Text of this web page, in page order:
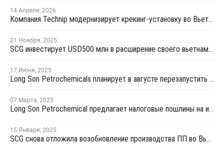
14 Апреля, 2026
Компания Technip модернизирует крекинг-установку во Вьетнаме
21 Ноября, 2025
SCG инвестирует USD500 млн в расширение своего вьетнамского НХК
17 Июня, 2025
Long Son Petrochemicals планирует в августе перезапустить крекинг-установку во Вьетнаме
07 Марта, 2025
Long Son Petrochemical предлагает налоговые пошлины на импорт
15 Января, 2025
SCG снова отложила возобновление производства ПП во Вьетнаме